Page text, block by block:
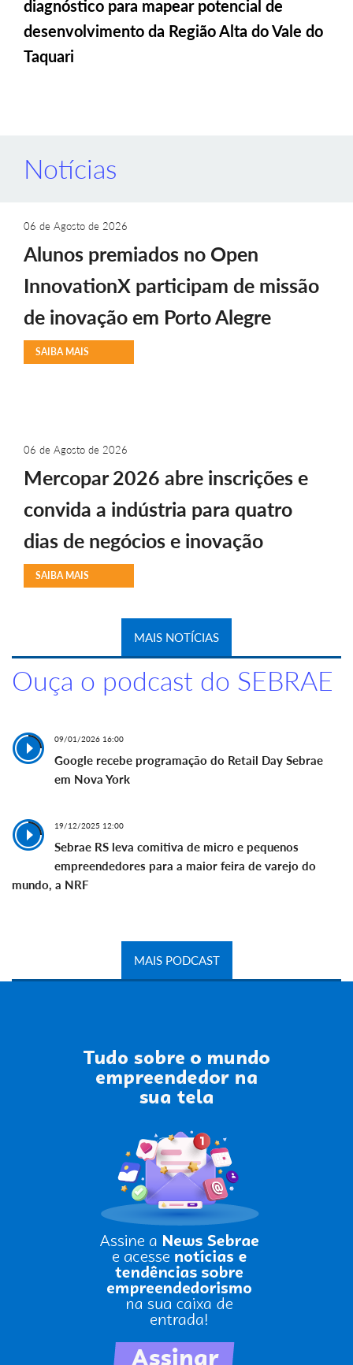
diagnóstico para mapear potencial de
desenvolvimento da Região Alta do Vale do
Taquari
Notícias
06 de Agosto de 2026
Alunos premiados no Open
InnovationX participam de missão
de inovação em Porto Alegre
SAIBA MAIS
06 de Agosto de 2026
Mercopar 2026 abre inscrições e
convida a indústria para quatro
dias de negócios e inovação
SAIBA MAIS
MAIS NOTÍCIAS
Ouça o podcast do SEBRAE
09/01/2026 16:00
Google recebe programação do Retail Day Sebrae
em Nova York
19/12/2025 12:00
Sebrae RS leva comitiva de micro e pequenos
empreendedores para a maior feira de varejo do
mundo, a NRF
MAIS PODCAST